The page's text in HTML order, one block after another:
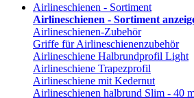
Airlineschienen - Sortiment
Airlineschienen - Sortiment
Airlineschienen-Zubehör
Griffe für Airlineschienenzubehör
Airlineschiene Halbrundprofil Light
Airlineschiene Trapezprofil
Airlineschiene mit Kedernut
Airlineschienen halbrund Slim - 40